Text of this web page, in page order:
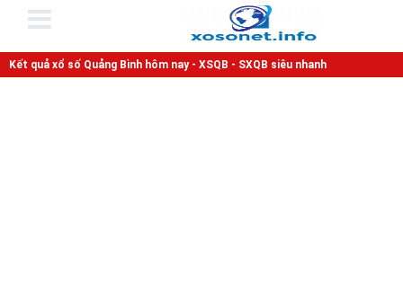
Kết quả xổ số Quảng Bình hôm nay - XSQB - SXQB siêu nhanh